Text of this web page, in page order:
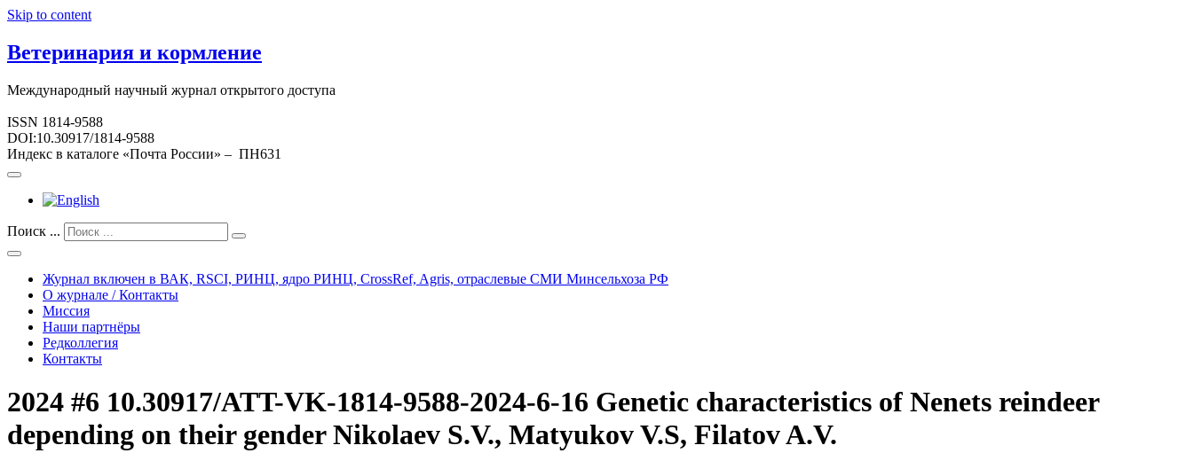
Skip to content
Ветеринария и кормление
Международный научный журнал открытого доступа
ISSN 1814-9588
DOI:10.30917/1814-9588
Индекс в каталоге «Почта России» – ПН631
Поиск ...
Журнал включен в ВАК, RSCI, РИНЦ, ядро РИНЦ, CrossRef, Agris, отраслевые СМИ Минсельхоза РФ
О журнале / Контакты
Миссия
Наши партнёры
Редколлегия
Контакты
2024 #6 10.30917/ATT-VK-1814-9588-2024-6-16 Genetic characteristics of Nenets reindeer
depending on their gender Nikolaev S.V., Matyukov V.S, Filatov A.V.